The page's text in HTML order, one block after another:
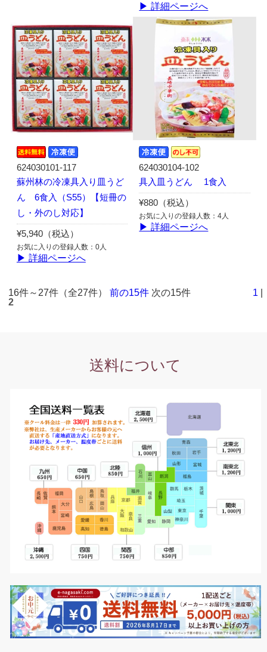
▶ 詳細ページへ
624030101-117
蘇州林の冷凍具入り皿うど
ん 6食入（S55）【短冊の
し・外のし対応】
¥5,940（税込）
お気に入りの登録人数：0人
▶ 詳細ページへ
624030104-102
具入皿うどん 1食入
¥880（税込）
お気に入りの登録人数：4人
▶ 詳細ページへ
16件～27件（全27件）前の15件 次の15件 1
2
送料について